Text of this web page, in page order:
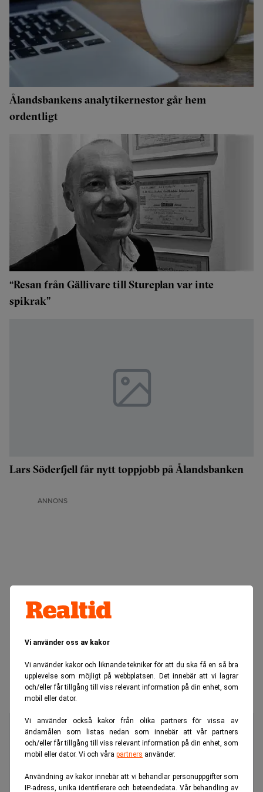
Vi använder oss av kakor
Vi använder kakor och liknande tekniker för att du ska få en så bra
upplevelse som möjligt på webbplatsen. Det innebär att vi lagrar
och/eller får tillgång till viss relevant information på din enhet, som
mobil eller dator.
Vi använder också kakor från olika partners för vissa av
ändamålen som listas nedan som innebär att vår partners
och/eller får tillgång till viss relevant information på din enhet, som
mobil eller dator. Vi och våra partners använder.
Användning av kakor innebär att vi behandlar personuppgifter som
IP-adress, unika identifierare och beteendedata. Vår behandling av
Ålandsbankens analytikernestor går hem
ordentligt
“Resan från Gällivare till Stureplan var inte
spikrak”
Lars Söderfjell får nytt toppjobb på Ålandsbanken
ANNONS